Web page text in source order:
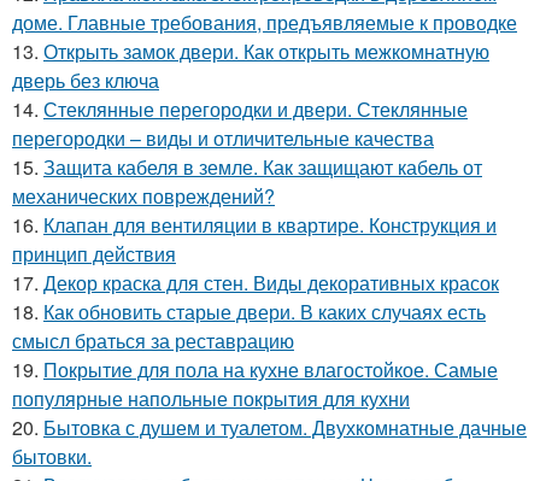
доме. Главные требования, предъявляемые к проводке
13. Открыть замок двери. Как открыть межкомнатную
дверь без ключа
14. Стеклянные перегородки и двери. Стеклянные
перегородки – виды и отличительные качества
15. Защита кабеля в земле. Как защищают кабель от
механических повреждений?
16. Клапан для вентиляции в квартире. Конструкция и
принцип действия
17. Декор краска для стен. Виды декоративных красок
18. Как обновить старые двери. В каких случаях есть
смысл браться за реставрацию
19. Покрытие для пола на кухне влагостойкое. Самые
популярные напольные покрытия для кухни
20. Бытовка с душем и туалетом. Двухкомнатные дачные
бытовки.